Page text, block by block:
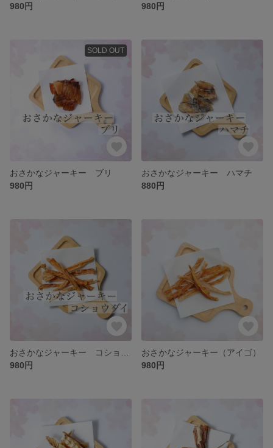
980円
980円
SOLD OUT
おさかなジャーキー ブリ
980円
おさかなジャーキー ハマチ
880円
980円
おさかなジャーキー（アイゴ）
980円